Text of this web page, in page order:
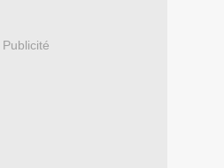
Publicité